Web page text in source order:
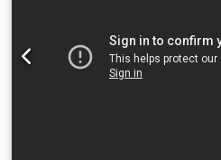
Dwsdpfx Aqezmff Njwea 1
90 m3/h Sigurnosne podne
kg. Uključeno 3 priključna